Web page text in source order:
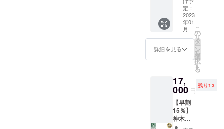
り出荷
時期が
遅れる
場合、
早急に
ご連絡
神木屋
久杉・
壁掛け
用雲型
（スタ
ンダー
況によ
り出荷
時期が
遅れる
場合、
早急に
ダー
ド） 10
社限定
★提供
付き★
割引
25%OF
F コー
20,000
円
（税・
送料
込）→
15,000
定：
2023
年01
月
詳細を見る
こ
の
リ
タ
ー
ン
を
選
択
す
る
17,
000 円
残り13
【早割
15％】
神木屋
久杉・